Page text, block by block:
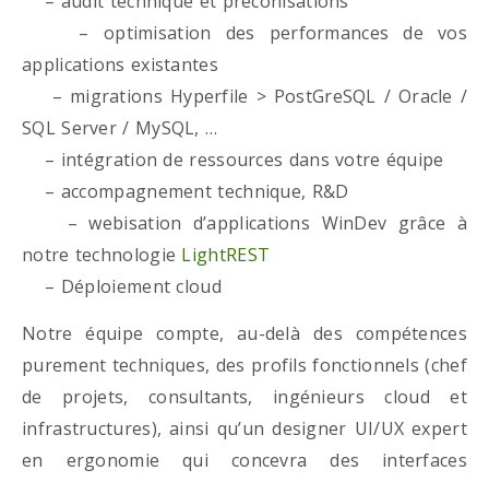
– optimisation des performances de vos
applications existantes
– migrations Hyperfile > PostGreSQL / Oracle /
SQL Server / MySQL, …
– intégration de ressources dans votre équipe
– accompagnement technique, R&D
– webisation d’applications WinDev grâce à
notre technologie LightREST
– Déploiement cloud
Notre équipe compte, au-delà des compétences
purement techniques, des profils fonctionnels (chef
de projets, consultants, ingénieurs cloud et
infrastructures), ainsi qu’un designer UI/UX expert
en ergonomie qui concevra des interfaces